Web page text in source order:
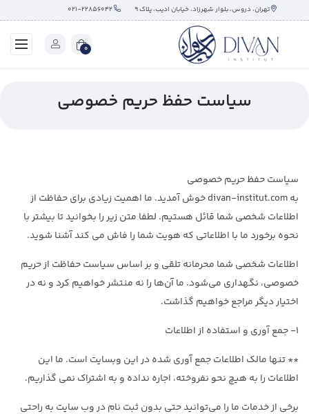
تهران، دروس، بلوار شهرزاد، خیابان ادیب، پلاک ۹
0
سیاست حفظ حریم خصوصی
سیاست حفظ حریم خصوصی
به divan-institut.com خوش آمدید. ما اهمیت زیادی برای حفاظت از
اطلاعات شخصی شما قائل هستیم. لطفا متن زیر را بخوانید تا بیشتر با
نحوه برخورد ما با اطلاعاتی که هویت شما را فاش می کند آشنا شوید.
اطلاعات شخصی شما محرمانه تلقی و بر اساس سیاست حفاظت از حریم
خصوصی، نگهداری می‌شود. ما آن‌ها را نه منتشر خواهیم کرد و نه در
اختیار دیگر مراجع خواهیم گذاشت.
۱- جمع آوری و استفاده از اطلاعات
** تنها مالک اطلاعات جمع آوری شده در این وبسایت است. ما این
اطلاعات را به هیچ نحو نفروخته، اجاره نداده و به اشتراک نمی گذاریم.
برخی از خدمات ما را می‌توانید حتی بدون ثبت نام در وب سایت به راحتی